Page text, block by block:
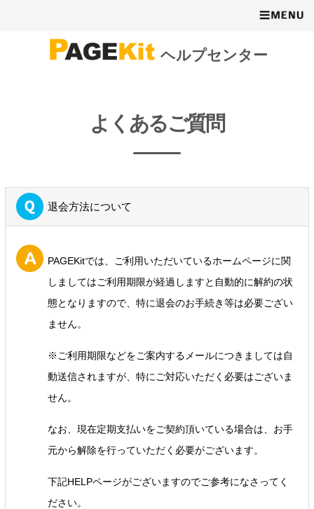
ヘルプセンター
よくあるご質問
退会方法について
PAGEKitでは、ご利用いただいているホームページに関
しましてはご利用期限が経過しますと自動的に解約の状
態となりますので、特に退会のお手続き等は必要ござい
ません。
※ご利用期限などをご案内するメールにつきましては自
動送信されますが、特にご対応いただく必要はございま
せん。
なお、現在定期支払いをご契約頂いている場合は、お手
元から解除を行っていただく必要がございます。
下記HELPページがございますのでご参考になさってく
ださい。